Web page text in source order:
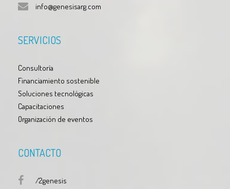
info@genesisarg.com
SERVICIOS
Consultoría
Financiamiento sostenible
Soluciones tecnológicas
Capacitaciones
Organización de eventos
CONTACTO
/2genesis